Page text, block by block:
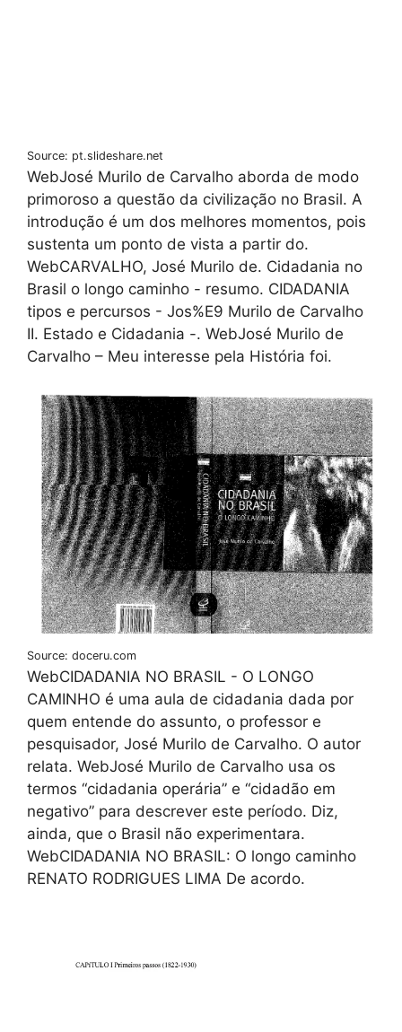
Source: pt.slideshare.net
WebJosé Murilo de Carvalho aborda de modo
primoroso a questão da civilização no Brasil. A
introdução é um dos melhores momentos, pois
sustenta um ponto de vista a partir do.
WebCARVALHO, José Murilo de. Cidadania no
Brasil o longo caminho - resumo. CIDADANIA
tipos e percursos - Jos%E9 Murilo de Carvalho
II. Estado e Cidadania -. WebJosé Murilo de
Carvalho – Meu interesse pela História foi.
Source: doceru.com
WebCIDADANIA NO BRASIL - O LONGO
CAMINHO é uma aula de cidadania dada por
quem entende do assunto, o professor e
pesquisador, José Murilo de Carvalho. O autor
relata. WebJosé Murilo de Carvalho usa os
termos “cidadania operária” e “cidadão em
negativo” para descrever este período. Diz,
ainda, que o Brasil não experimentara.
WebCIDADANIA NO BRASIL: O longo caminho
RENATO RODRIGUES LIMA De acordo.